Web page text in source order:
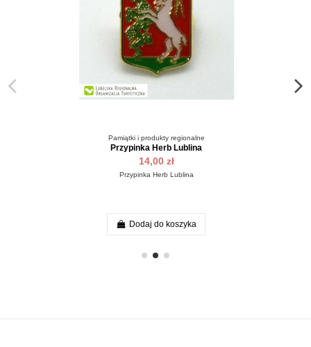
Mały, praktyczny notesik z akwarelową okładką to świetna